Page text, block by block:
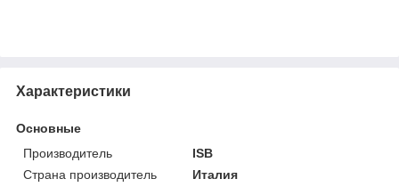
Характеристики
Основные
Производитель
ISB
Страна производитель
Италия